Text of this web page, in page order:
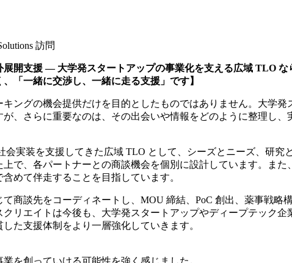
訪問
展開支援 ― 大学発スタートアップの事業化を支える広域 TLO
「一緒に交渉し、一緒に走る支援」です】
ングの機会提供だけを目的としたものではありません。大学
、さらに重要なのは、その出会いや情報をどのように整理し
実装を支援してきた広域 TLO として、シーズとニーズ、研
で、各パートナーとの商談機会を個別に設計しています。ま
めて伴走することを目指しています。
商談先をコーディネートし、MOU 締結、PoC 創出、薬事戦
リエイトは今後も、大学発スタートアップやディープテック
た支援体制をより一層強化していきます。
を創っていける可能性を強く感じました。